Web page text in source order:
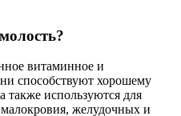
витаминное и
способствуют хорошему
также используются для
желудочных и